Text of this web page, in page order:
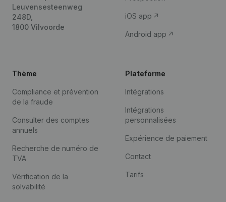
Leuvensesteenweg
248D,
1800 Vilvoorde
iOS app
Android app
Thème
Compliance et prévention
de la fraude
Consulter des comptes
annuels
Recherche de numéro de
TVA
Vérification de la
solvabilité
Plateforme
Intégrations
Intégrations
personnalisées
Expérience de paiement
Contact
Tarifs